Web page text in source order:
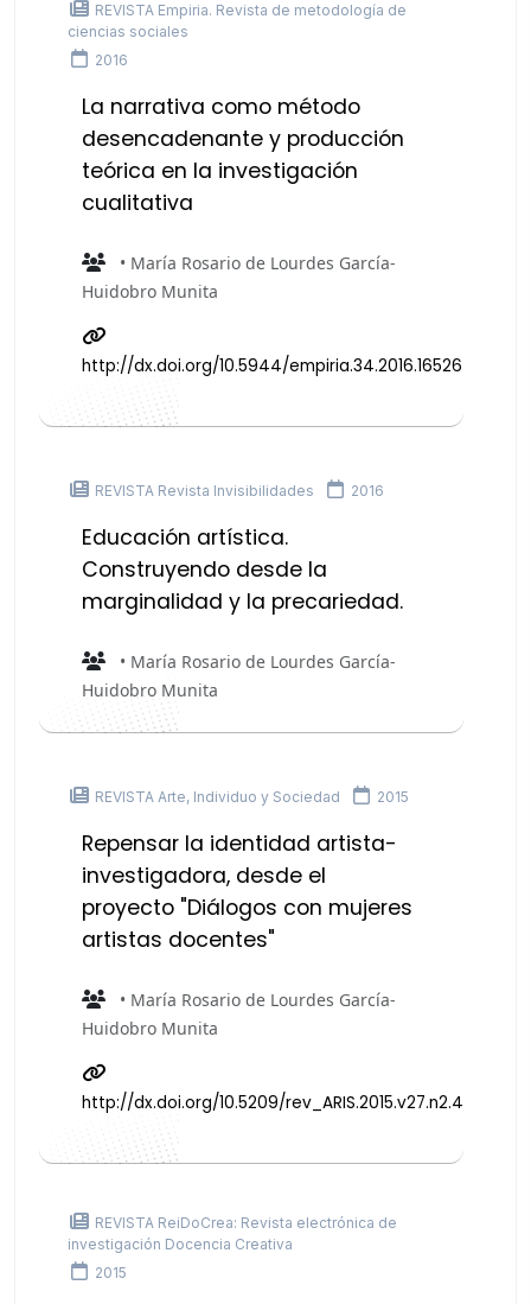
REVISTA Empiria. Revista de metodología de
ciencias sociales
2016
La narrativa como método
desencadenante y producción
teórica en la investigación
cualitativa
• María Rosario de Lourdes García-
Huidobro Munita
http://dx.doi.org/10.5944/empiria.34.2016.16526
REVISTA Revista Invisibilidades 2016
Educación artística.
Construyendo desde la
marginalidad y la precariedad.
• María Rosario de Lourdes García-
Huidobro Munita
REVISTA Arte, Individuo y Sociedad 2015
Repensar la identidad artista-
investigadora, desde el
proyecto "Diálogos con mujeres
artistas docentes"
• María Rosario de Lourdes García-
Huidobro Munita
http://dx.doi.org/10.5209/rev_ARIS.2015.v27.n2.44201
REVISTA ReiDoCrea: Revista electrónica de
investigación Docencia Creativa
2015